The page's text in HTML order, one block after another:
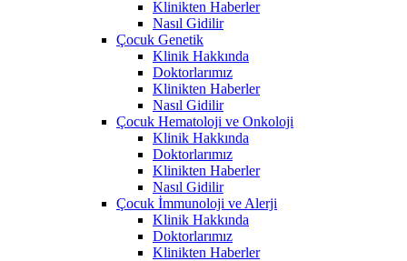
Klinikten Haberler
Nasıl Gidilir
Çocuk Genetik
Klinik Hakkında
Doktorlarımız
Klinikten Haberler
Nasıl Gidilir
Çocuk Hematoloji ve Onkoloji
Klinik Hakkında
Doktorlarımız
Klinikten Haberler
Nasıl Gidilir
Çocuk İmmunoloji ve Alerji
Klinik Hakkında
Doktorlarımız
Klinikten Haberler